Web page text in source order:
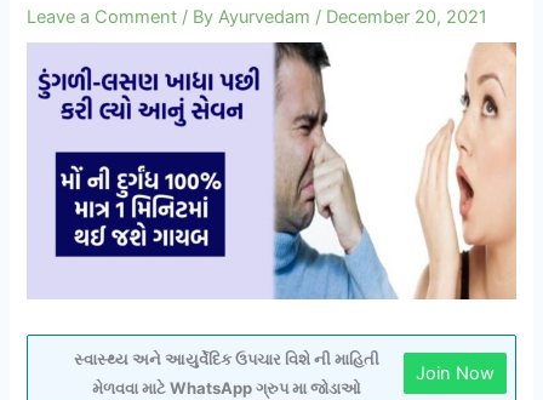
Leave a Comment / ByAyurvedam / December 20, 2021
સ્વાસ્થ્ય અને આયુર્વેદિક ઉપચાર વિશે ની માહિતી
મેળવવા માટે WhatsApp ગ્રુપ મા જોડાઓ
Join Now